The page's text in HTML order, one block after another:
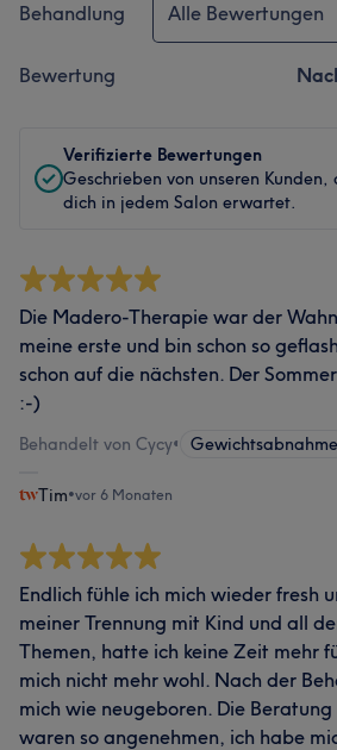
Behandlung Alle Bewertungen
Bewertung
Verifizierte Bewertungen
Geschrieben von unseren
dich in jedem Salon erwartet.
Die Madero-Therapie war der
meine erste und bin schon so
schon auf die nächsten. Der
:-)
Behandelt von Cycy• Gewichtsabnahme
Tim•vor 6 Monaten
Endlich fühle ich mich wieder fresh
meiner Trennung mit Kind und all
Themen, hatte ich keine Zeit mehr
mich nicht mehr wohl. Nach der
mich wie neugeboren. Die
waren so angenehmen, ich habe